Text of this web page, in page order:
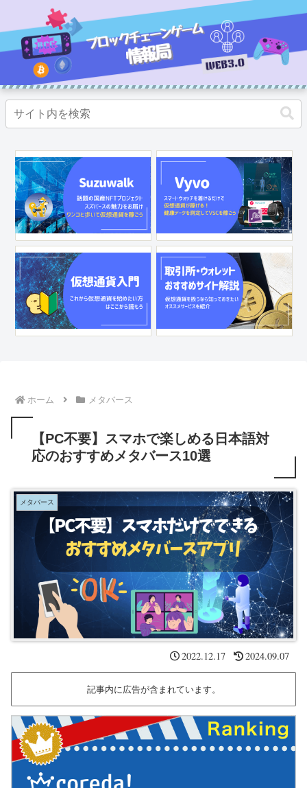
ホーム メタバース
【PC不要】スマホで楽しめる日本語対
応のおすすめメタバース10選
メタバース
2022.12.17 2024.09.07
記事内に広告が含まれています。